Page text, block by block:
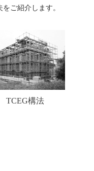
ご紹介します。
TCEG構法